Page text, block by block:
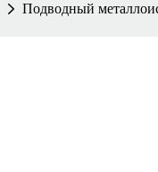
Подводный